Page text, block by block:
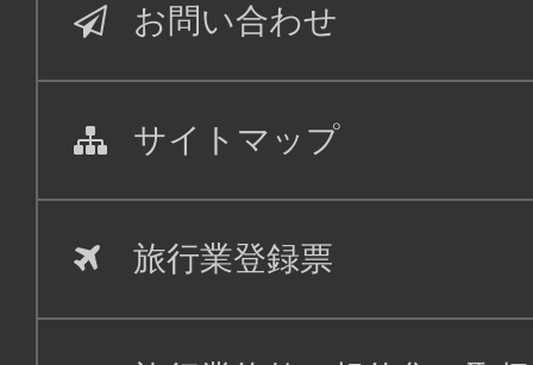
お問い合わせ
サイトマップ
旅行業登録票